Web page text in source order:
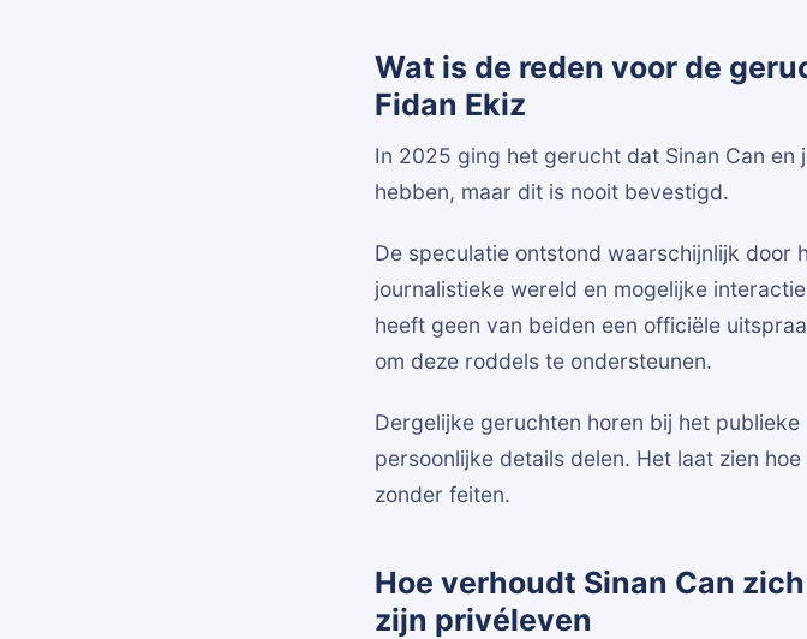
Wat is de reden voor de
Fidan Ekiz
In 2025 ging het gerucht dat Sinan Can en
hebben, maar dit is nooit bevestigd.
De speculatie ontstond waarschijnlijk door
journalistieke wereld en mogelijke
heeft geen van beiden een officiële
om deze roddels te ondersteunen.
Dergelijke geruchten horen bij het
persoonlijke details delen. Het laat zien
zonder feiten.
Hoe verhoudt Sinan Can
zijn privéleven